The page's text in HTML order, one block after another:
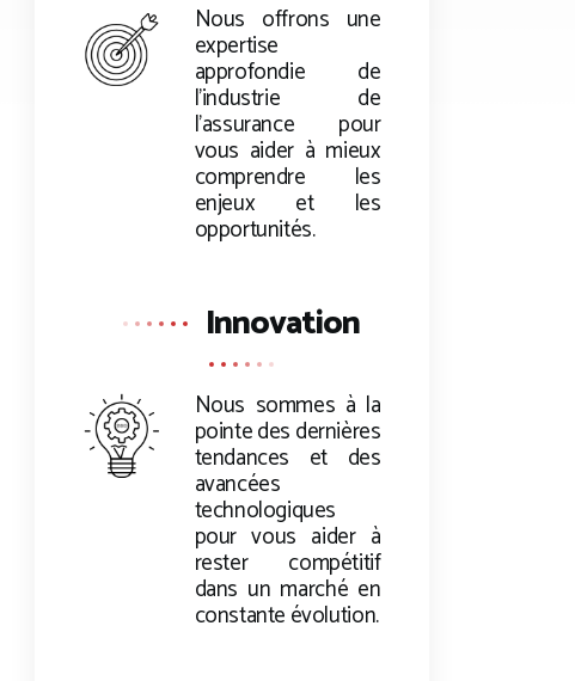
Nous offrons une
expertise
approfondie de
l’industrie de
l’assurance pour
vous aider à mieux
comprendre les
enjeux et les
opportunités.
Innovation
Nous sommes à la
pointe des dernières
tendances et des
avancées
technologiques
pour vous aider à
rester compétitif
dans un marché en
constante évolution.